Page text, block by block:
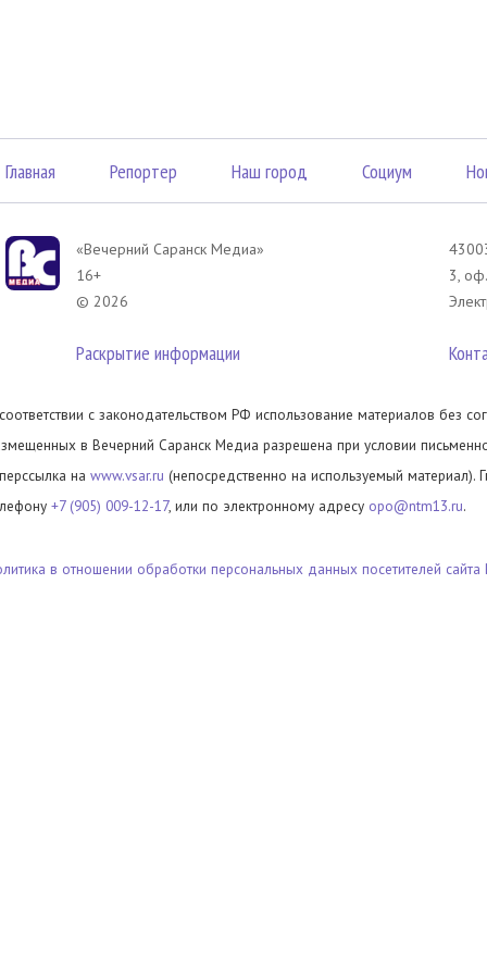
Главная Репортер Наш город Социум
«Вечерний Саранск Mедиа»
16+
© 2026
Раскрытие информации
3,
с законодательством РФ использование материалов без
в Вечерний Саранск Медиа разрешена при условии
на www.vsar.ru (непосредственно на используемый материал).
+7 (905) 009-12-17, или по электронному адресу opo@ntm13.ru.
в отношении обработки персональных данных посетителей